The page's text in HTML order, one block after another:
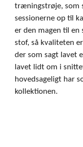
træningstrøje, som
sessionerne op til
er den magen til en
stof, så kvaliteten
der som sagt lavet
lavet lidt om i
hovedsageligt har
kollektionen.